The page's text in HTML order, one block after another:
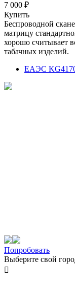
7 000 ₽
Купить
Беспроводной
матрицу
хорошо считывает
табачных изделий.
ЕАЭС
Попробовать
Выберите свой
